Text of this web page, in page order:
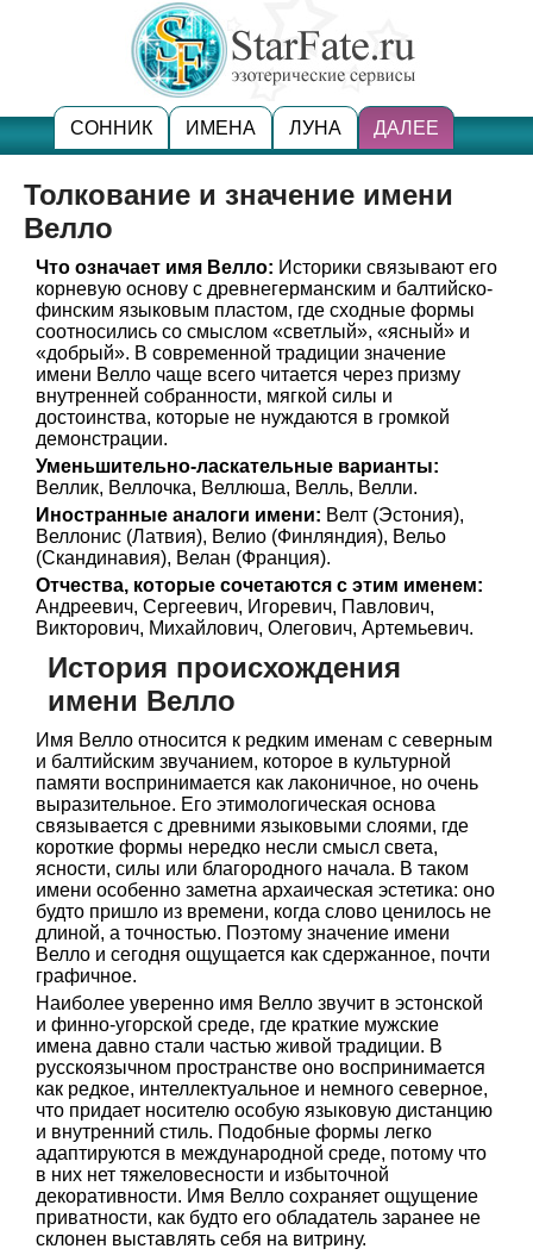
СОННИК ИМЕНА ЛУНА ДАЛЕЕ
Толкование и значение имени
Велло
Что означает имя Велло: Историки связывают его
корневую основу с древнегерманским и балтийско-
финским языковым пластом, где сходные формы
соотносились со смыслом «светлый», «ясный» и
«добрый». В современной традиции значение
имени Велло чаще всего читается через призму
внутренней собранности, мягкой силы и
достоинства, которые не нуждаются в громкой
демонстрации.
Уменьшительно-ласкательные варианты:
Веллик, Веллочка, Веллюша, Велль, Велли.
Иностранные аналоги имени: Велт (Эстония),
Веллонис (Латвия), Велио (Финляндия), Вельо
(Скандинавия), Велан (Франция).
Отчества, которые сочетаются с этим именем:
Андреевич, Сергеевич, Игоревич, Павлович,
Викторович, Михайлович, Олегович, Артемьевич.
История происхождения
имени Велло
Имя Велло относится к редким именам с северным
и балтийским звучанием, которое в культурной
памяти воспринимается как лаконичное, но очень
выразительное. Его этимологическая основа
связывается с древними языковыми слоями, где
короткие формы нередко несли смысл света,
ясности, силы или благородного начала. В таком
имени особенно заметна архаическая эстетика: оно
будто пришло из времени, когда слово ценилось не
длиной, а точностью. Поэтому значение имени
Велло и сегодня ощущается как сдержанное, почти
графичное.
Наиболее уверенно имя Велло звучит в эстонской
и финно-угорской среде, где краткие мужские
имена давно стали частью живой традиции. В
русскоязычном пространстве оно воспринимается
как редкое, интеллектуальное и немного северное,
что придает носителю особую языковую дистанцию
и внутренний стиль. Подобные формы легко
адаптируются в международной среде, потому что
в них нет тяжеловесности и избыточной
декоративности. Имя Велло сохраняет ощущение
приватности, как будто его обладатель заранее не
склонен выставлять себя на витрину.